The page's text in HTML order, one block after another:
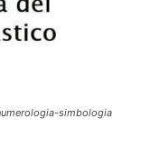
simbologia